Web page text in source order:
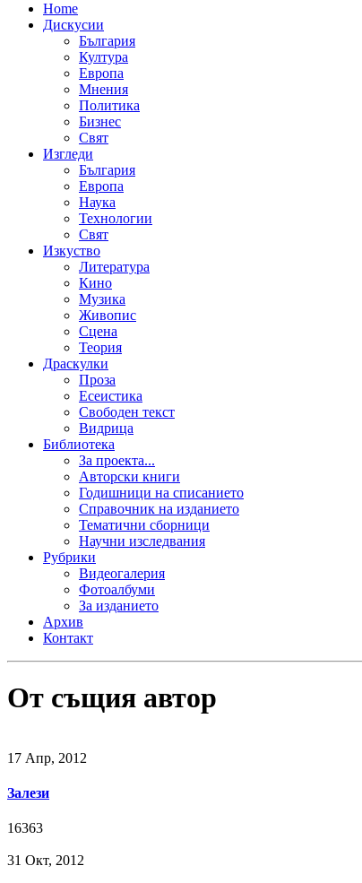
Home
Дискусии
България
Култура
Европа
Мнения
Политика
Бизнес
Свят
Изгледи
България
Европа
Наука
Технологии
Свят
Изкуство
Литература
Кино
Музика
Живопис
Сцена
Теория
Драскулки
Проза
Есеистика
Свободен текст
Видрица
Библиотека
За проекта...
Авторски книги
Годишници на списанието
Справочник на изданието
Тематични сборници
Научни изследвания
Рубрики
Видеогалерия
Фотоалбуми
За изданието
Архив
Контакт
От същия автор
17 Апр, 2012
Залези
16363
31 Окт, 2012